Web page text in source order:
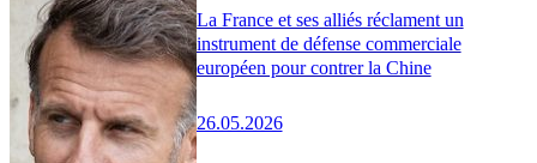
La France et ses alliés réclament un
instrument de défense commerciale
européen pour contrer la Chine
26.05.2026